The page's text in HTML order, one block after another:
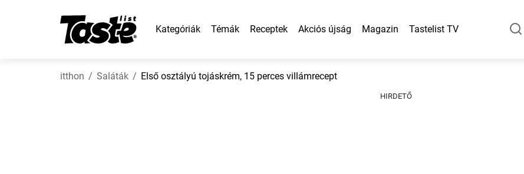
Kategóriák Témák Receptek Akciós újság Magazin Tastelist TV
itthon Saláták Első osztályú tojáskrém, 15 perces villámrecept
HIRDETŐ